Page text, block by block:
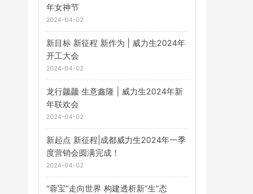
年女神节
2024-04-02
新目标 新征程 新作为 | 威力生2024年
开工大会
2024-04-02
龙行龘龘 生意鑫隆 | 威力生2024年新
年联欢会
2024-04-02
新起点 新征程|成都威力生2024年一季
度营销会圆满完成！
2024-04-02
​“蓉宝”走向世界 构建透析新“生”态